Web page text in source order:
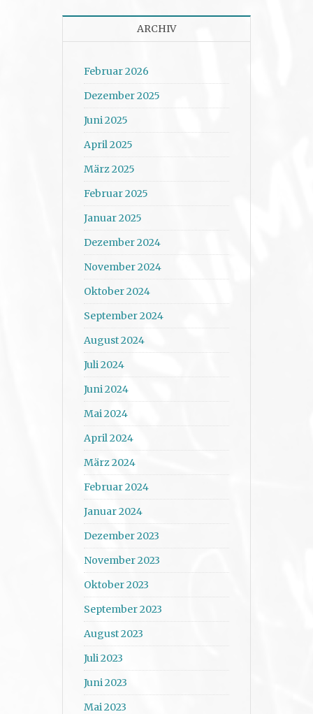
ARCHIV
Februar 2026
Dezember 2025
Juni 2025
April 2025
März 2025
Februar 2025
Januar 2025
Dezember 2024
November 2024
Oktober 2024
September 2024
August 2024
Juli 2024
Juni 2024
Mai 2024
April 2024
März 2024
Februar 2024
Januar 2024
Dezember 2023
November 2023
Oktober 2023
September 2023
August 2023
Juli 2023
Juni 2023
Mai 2023